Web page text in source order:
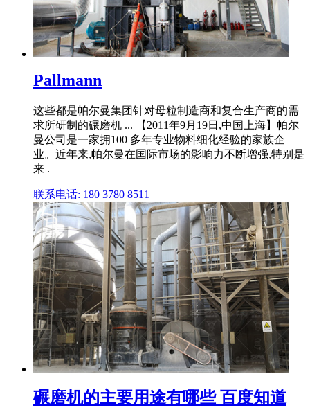
Pallmann
这些都是帕尔曼集团针对母粒制造商和复合生产商的需
求所研制的碾磨机 ... 【2011年9月19日,中国上海】帕尔
曼公司是一家拥100 多年专业物料细化经验的家族企
业。近年来,帕尔曼在国际市场的影响力不断增强,特别是
来 .
联系电话: 180 3780 8511
碾磨机的主要用途有哪些 百度知道